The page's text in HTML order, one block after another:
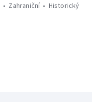
Zahraniční Historický